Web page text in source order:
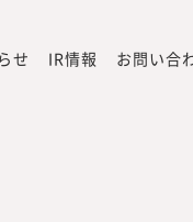
せ IR情報 お問い合